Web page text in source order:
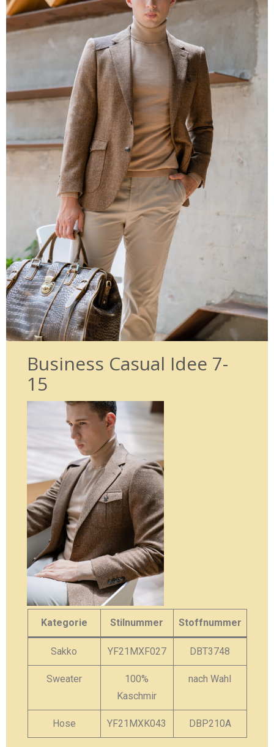
Business Casual Idee 7-
15
Kategorie Stilnummer Stoffnummer
Sakko YF21MXF027 DBT3748
Sweater
100%
Kaschmir
nach Wahl
Hose YF21MXK043 DBP210A